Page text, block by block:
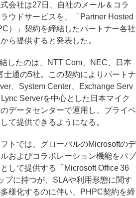
会社は27日、自社のメール＆コラ
ウドサービスを、「Partner Hosted
）」契約を締結したパートナー各社
ら提供すると発表した。
したのは、NTT Com、NEC、日本
士通の5社。この契約によりパートナ
、System Center、Exchange Serv
Serverを中心とした日本マイク
データセンターで運用し、プライベ
て提供できるようになる。
トでは、グローバルのMicrosoftのデ
およびコラボレーション機能をパブ
して提供する「Microsoft Office 36
プに持つが、SLAや利用形態に関す
様化するのに伴い、PHPC契約を締